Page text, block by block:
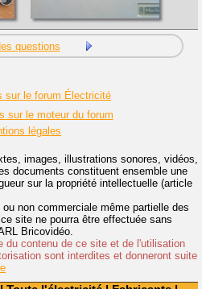
questions
sur le forum Électricité
sur le moteur du forum
légales
images, illustrations sonores, vidéos,
documents constituent ensemble une
sur la propriété intellectuelle (article
non commerciale même partielle des
site ne pourra être effectuée sans
Bricovidéo.
du contenu de ce site et de l'utilisation
sont interdites et donneront suite